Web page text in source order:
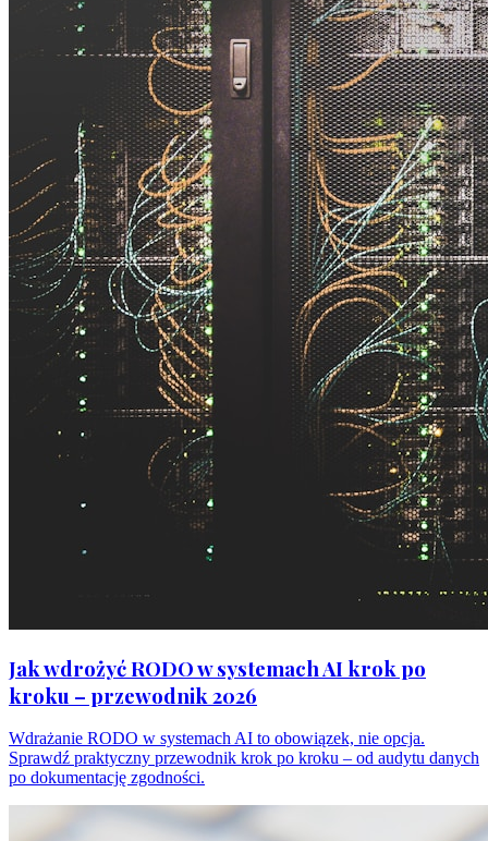
Jak wdrożyć RODO w systemach AI krok po
kroku – przewodnik 2026
Wdrażanie RODO w systemach AI to obowiązek, nie opcja.
Sprawdź praktyczny przewodnik krok po kroku – od audytu danych
po dokumentację zgodności.